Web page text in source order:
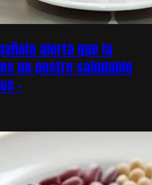
alerta que la
un postre saludable
–